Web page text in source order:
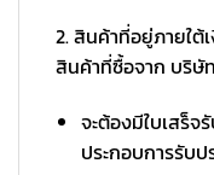
2. สินค้าที่อยู่ภายใต้
สินค้าที่ซื้อจาก บริษั
จะต้องมีใบเสร็จ
ประกอบการรับป